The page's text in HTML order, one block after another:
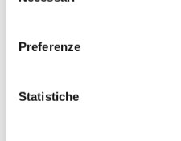
Preferenze
Statistiche